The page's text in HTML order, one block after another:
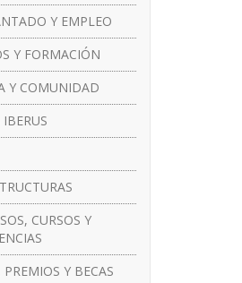
Y EMPLEO
Y FORMACIÓN
Y COMUNIDAD
CURSOS Y
Y BECAS